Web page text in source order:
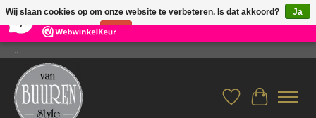
26 Reviews ×
....
Verlanglijst
Wij slaan cookies op om onze website te verbeteren. Is dat akkoord?
Ja
Nee